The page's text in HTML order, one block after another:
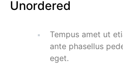
Unordered
Tempus amet ut
ante phasellus
eget.